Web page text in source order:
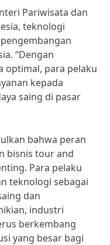
Pariwisata dan
teknologi
“Dengan
optimal, para pelaku
kepada
saing di pasar
bahwa peran
bisnis tour and
Para pelaku
teknologi sebagai
dan
industri
berkembang
yang besar bagi